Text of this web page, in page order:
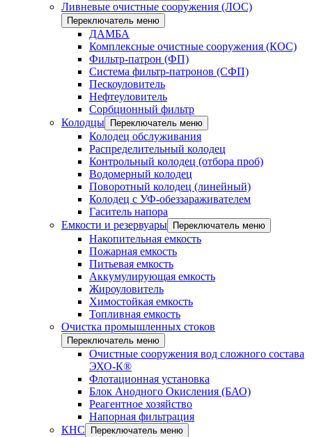
Ливневые очистные сооружения (ЛОС)
Переключатель меню
ДАМБА
Комплексные очистные сооружения (КОС)
Фильтр-патрон (ФП)
Система фильтр-патронов (СФП)
Пескоуловитель
Нефтеуловитель
Сорбционный фильтр
Колодцы
Переключатель меню
Колодец обслуживания
Распределительный колодец
Контрольный колодец (отбора проб)
Водомерный колодец
Поворотный колодец (линейный)
Колодец с УФ-обеззараживателем
Гаситель напора
Емкости и резервуары
Переключатель меню
Накопительная емкость
Пожарная емкость
Питьевая емкость
Аккумулирующая емкость
Жироуловитель
Химостойкая емкость
Топливная емкость
Очистка промышленных стоков
Переключатель меню
Очистные сооружения вод сложного состава
ЭХО-К®
Флотационная установка
Блок Анодного Окисления (БАО)
Реагентное хозяйство
Напорная фильтрация
КНС
Переключатель меню